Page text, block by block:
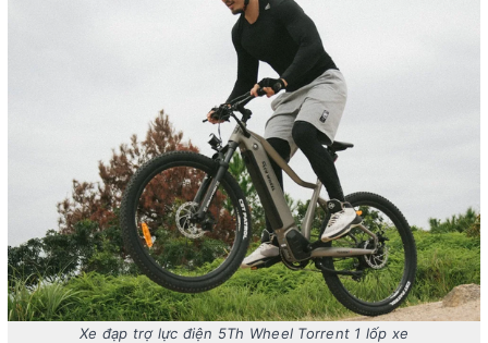
Xe đạp trợ lực điện 5Th Wheel Torrent 1 lốp xe